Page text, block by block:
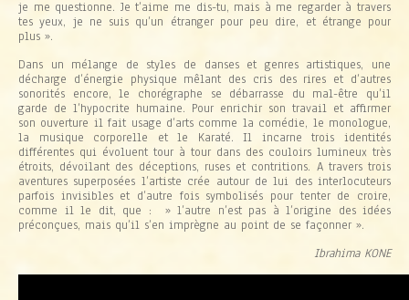
je me questionne. Je t’aime me dis-tu, mais à me regarder à travers
tes yeux, je ne suis qu’un étranger pour peu dire, et étrange pour
plus ».
Dans un mélange de styles de danses et genres artistiques, une
décharge d’énergie physique mêlant des cris des rires et d’autres
sonorités encore, le chorégraphe se débarrasse du mal-être qu’il
garde de l’hypocrite humaine. Pour enrichir son travail et affirmer
son ouverture il fait usage d’arts comme la comédie, le monologue,
la musique corporelle et le Karaté. Il incarne trois identités
différentes qui évoluent tour à tour dans des couloirs lumineux très
étroits, dévoilant des déceptions, ruses et contritions. A travers trois
aventures superposées l’artiste crée autour de lui des interlocuteurs
parfois invisibles et d’autre fois symbolisés pour tenter de croire,
comme il le dit, que : » l’autre n’est pas à l’origine des idées
préconçues, mais qu’il s’en imprègne au point de se façonner ».
Ibrahima KONE